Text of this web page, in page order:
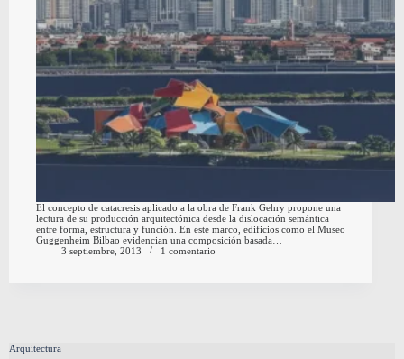
El concepto de catacresis aplicado a la obra de Frank Gehry propone una
lectura de su producción arquitectónica desde la dislocación semántica
entre forma, estructura y función. En este marco, edificios como el Museo
Guggenheim Bilbao evidencian una composición basada…
3 septiembre, 2013
1 comentario
Arquitectura